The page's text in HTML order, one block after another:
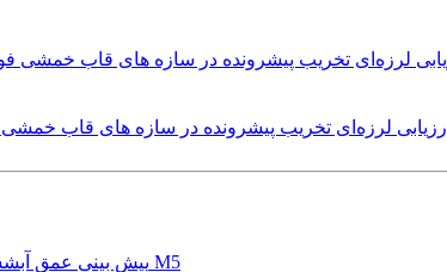
ارزیابی لرزه‌ای تخریب پیشرونده در سازه های قاب